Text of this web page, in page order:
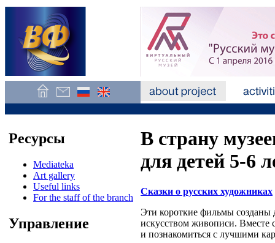
Ресурсы
Mediateka
Art gallery
Useful links
For the staff of the branch
Управление
В страну
для детей 5-6
Сказки о русских художниках
Эти короткие фильмы созданы
искусством живописи. Вместе
и познакомиться с лучшими